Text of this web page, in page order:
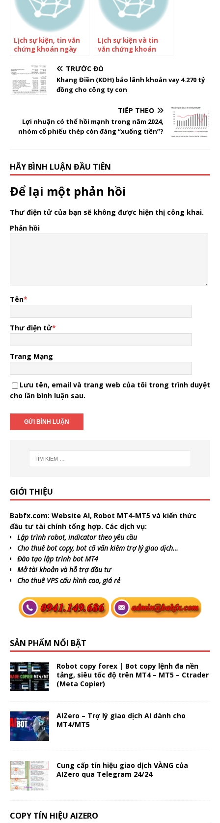
Lịch sự kiện, tin vắn
chứng khoán ngày
Lịch sự kiện và tin
vắn chứng khoán
TRƯỚC ĐÓ
Khang Điền (KDH) bảo lãnh khoản vay 4.270 tỷ
đồng cho công ty con
TIẾP THEO
Lợi nhuận có thể hồi mạnh trong năm 2024,
nhóm cổ phiếu thép còn đáng “xuống tiền”?
HÃY BÌNH LUẬN ĐẦU TIÊN
Để lại một phản hồi
Thư điện tử của bạn sẽ không được hiện thị công khai.
Phản hồi
Tên*
Thư điện tử*
Trang Mạng
Lưu tên, email và trang web của tôi trong trình duyệt
cho lần bình luận sau.
GIỚI THIỆU
Babfx.com: Website AI, Robot MT4-MT5 và kiến thức
đầu tư tài chính tổng hợp. Các dịch vụ:
Lập trình robot, indicator theo yêu cầu
Cho thuê bot copy, bot cố vấn kiêm trợ lý giao dịch…
Đào tạo lập trình bot MT4
Mở tài khoản và hỗ trợ đầu tư
Cho thuê VPS cấu hình cao, giá rẻ
SẢN PHẨM NỔI BẬT
Robot copy forex | Bot copy lệnh đa nền
tảng, siêu tốc độ trên MT4 – MT5 – Ctrader
(Meta Copier)
AIZero – Trợ lý giao dịch AI dành cho
MT4/MT5
Cung cấp tín hiệu giao dịch VÀNG của
AIZero qua Telegram 24/24
COPY TÍN HIỆU AIZERO